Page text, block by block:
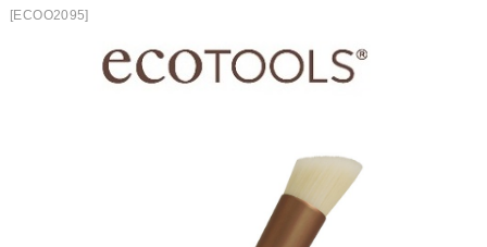
[ECOO2095]